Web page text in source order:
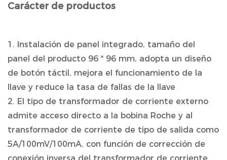
Carácter de productos
1. Instalación de panel integrado, tamaño del
panel del producto 96 * 96 mm, adopta un diseño
de botón táctil, mejora el funcionamiento de la
llave y reduce la tasa de fallas de la llave
2. El tipo de transformador de corriente externo
admite acceso directo a la bobina Roche y al
transformador de corriente de tipo de salida como
5A/100mV/100mA, con función de corrección de